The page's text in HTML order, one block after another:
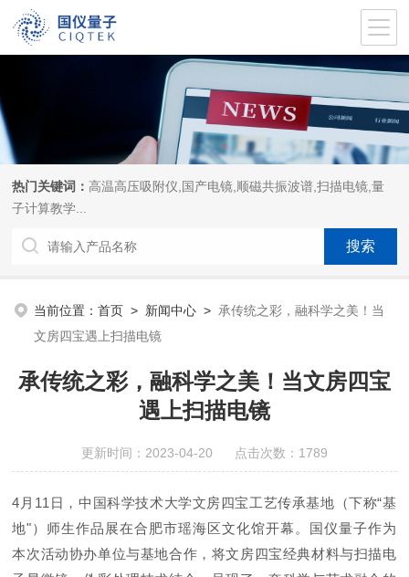
热门关键词： 高温高压吸附仪,国产电镜,顺磁共振波谱,扫描电镜,量
子计算教学...
当前位置：首页 > 新闻中心 > 承传统之彩，融科学之美！当
文房四宝遇上扫描电镜
承传统之彩，融科学之美！当文房四宝
遇上扫描电镜
更新时间：2023-04-20 点击次数：1789
4月11日，中国科学技术大学文房四宝工艺传承基地（下称“基
地"）师生作品展在合肥市瑶海区文化馆开幕。国仪量子作为
本次活动协办单位与基地合作，将文房四宝经典材料与扫描电